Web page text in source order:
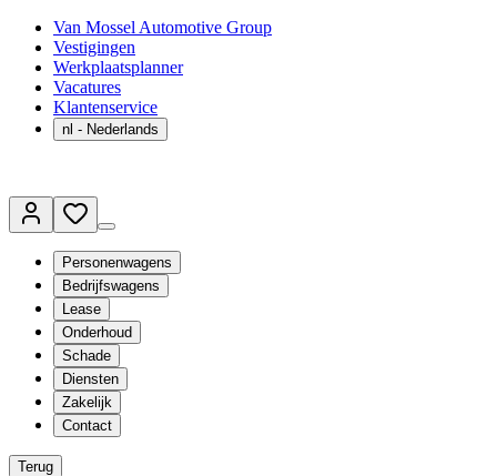
Van Mossel Automotive Group
Vestigingen
Werkplaatsplanner
Vacatures
Klantenservice
nl - Nederlands
Personenwagens
Bedrijfswagens
Lease
Onderhoud
Schade
Diensten
Zakelijk
Contact
Terug